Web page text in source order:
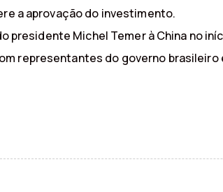
a aprovação do investimento.
Michel Temer à China no
representantes do governo